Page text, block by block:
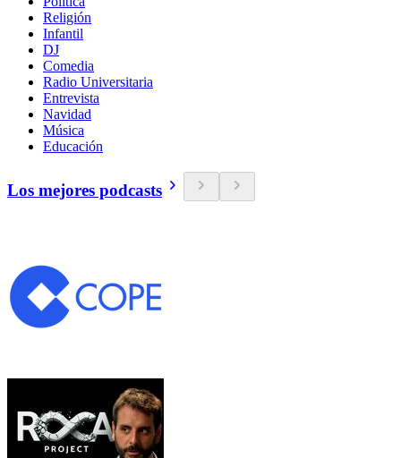
Religión
Infantil
DJ
Comedia
Radio Universitaria
Entrevista
Navidad
Música
Educación
Los mejores podcasts